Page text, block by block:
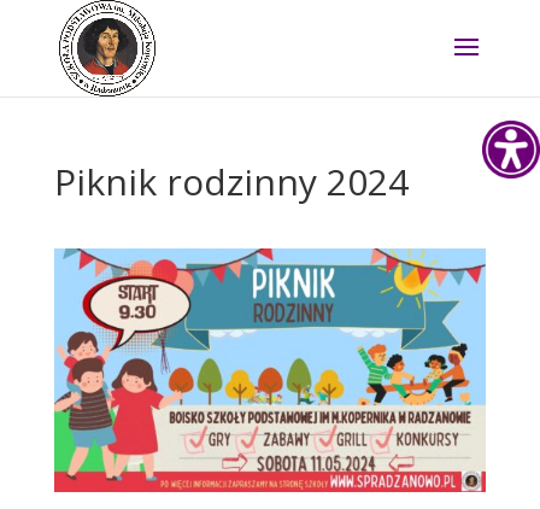
Piknik rodzinny 2024